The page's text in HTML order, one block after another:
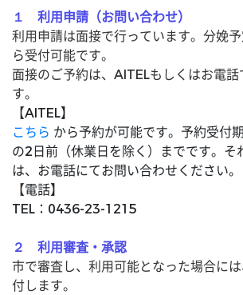
１ 利用申請（お問い合わせ）
利用申請は面接で行っています。分娩
ら受付可能です。
面接のご予約は、AITELもしくはお電
す。
【AITEL】
こちら から予約が可能です。予約受付
の2日前（休業日を除く）までです。そ
は、お電話にてお問い合わせください。
【電話】
TEL：0436-23-1215
２ 利用審査・承認
市で審査し、利用可能となった場合に
付します。